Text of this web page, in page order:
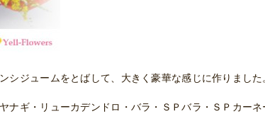
シジュームをとばして、大きく豪華な感じに作りました
ナギ・リューカデンドロ・バラ・ＳＰバラ・ＳＰカー